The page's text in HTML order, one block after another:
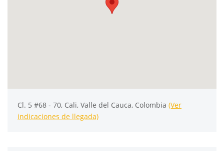
Cl. 5 #68 - 70, Cali, Valle del Cauca, Colombia (Ver
indicaciones de llegada)